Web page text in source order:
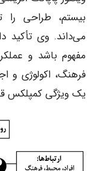
بیستم، طراحی را
می‌داند. وی تأکید
مفهوم باشد و
فرهنگ، اکولوژی و
یک ویژگی کمپلکس